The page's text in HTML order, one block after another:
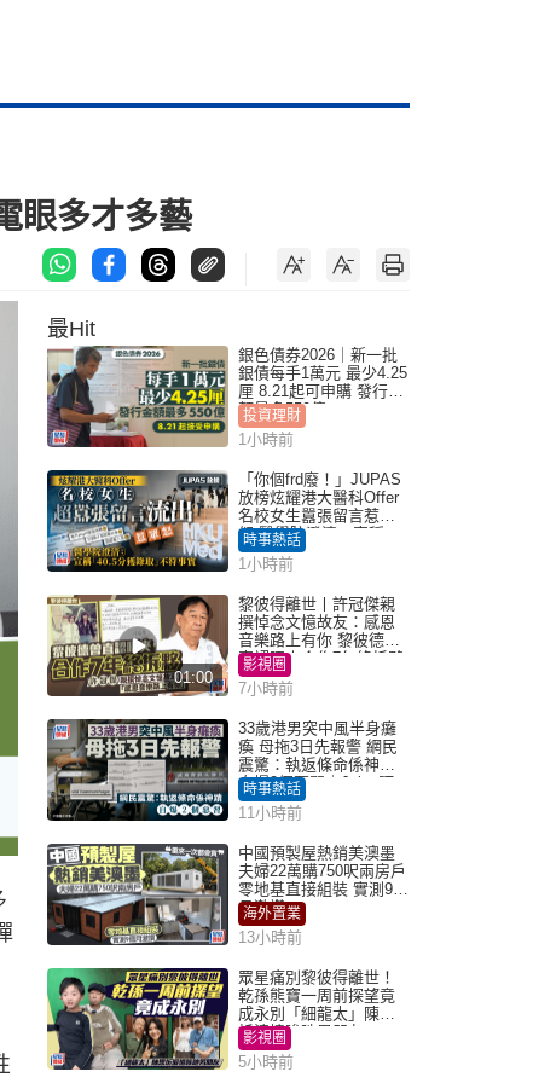
眼多才多藝
最Hit
銀色債券2026｜新一批
銀債每手1萬元 最少4.25
厘 8.21起可申購 發行金
額最多550億
投資理財
1小時前
「你個frd廢！」JUPAS
放榜炫耀港大醫科Offer
名校女生囂張留言惹眾
怒 醫學院澄清：宣稱
「40.5分獲錄取」不符事
實｜Juicy叮
時事熱話
1小時前
01:00
黎彼得離世丨許冠傑親
撰悼念文憶故友：感恩
音樂路上有你 黎彼德曾
直認唔夾合作7年終拆夥
影視圈
7小時前
33歲港男突中風半身癱
瘓 母拖3日先報警 網民
震驚：執返條命係神蹟
自爆2個惡習｜Juicy叮
時事熱話
11小時前
中國預製屋熱銷美澳墨
夫婦22萬購750呎兩房戶
零地基直接組裝 實測9個
月激讚
海外置業
13小時前
眾星痛別黎彼得離世！
乾孫熊寶一周前探望竟
成永別「細龍太」陳思
圻淚憶唉吔男朋友
影視圈
5小時前